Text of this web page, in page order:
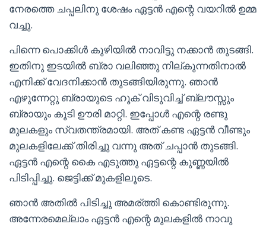
നേരത്തെ ചപ്പലിനു ശേഷം ഏട്ടൻ എന്റെ വയറിൽ ഉമ്മ
വച്ചു.
പിന്നെ പൊക്കിൾ കുഴിയിൽ നാവിട്ടു നക്കാൻ തുടങ്ങി.
ഇതിനു ഇടയിൽ ബ്രാ വലിഞ്ഞു നില്കുന്നതിനാൽ
എനിക്ക് വേദനിക്കാൻ തുടങ്ങിയിരുന്നു. ഞാൻ
എഴുന്നേറ്റു ബ്രായുടെ ഹൂക് വിടുവിച്ച് ബ്ലൗസ്സും
ബ്രായും കൂടി ഊരി മാറ്റി. ഇപ്പോൾ എന്റെ രണ്ടു
മുലകളും സ്വതന്ത്രമായി. അത് കണ്ട ഏട്ടൻ വീണ്ടും
മുലകളിലേക്ക് തിരിച്ചു വന്നു അത് ചപ്പാൻ തുടങ്ങി.
ഏട്ടൻ എന്റെ കൈ എടുത്തു ഏട്ടന്റെ കുണ്ണയിൽ
പിടിപ്പിച്ചു. ജെട്ടിക്ക് മുകളിലൂടെ.
ഞാൻ അതിൽ പിടിച്ചു അമര്ത്തി കൊണ്ടിരുന്നു.
അന്നേരമെല്ലാം ഏട്ടൻ എന്റെ മുലകളിൽ നാവു